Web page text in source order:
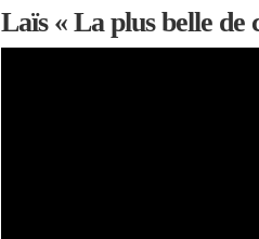
Laïs « La plus belle de